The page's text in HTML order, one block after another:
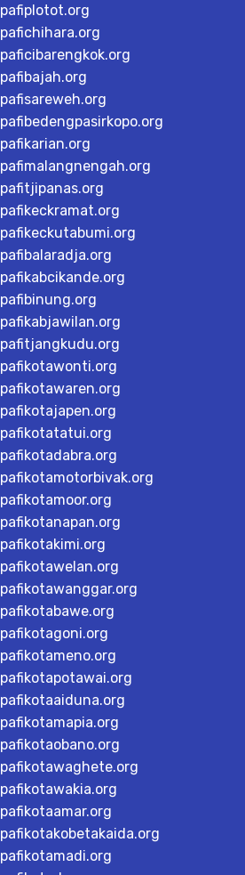
pafiplotot.org
pafichihara.org
paficibarengkok.org
pafibajah.org
pafisareweh.org
pafibedengpasirkopo.org
pafikarian.org
pafimalangnengah.org
pafitjipanas.org
pafikeckramat.org
pafikeckutabumi.org
pafibalaradja.org
pafikabcikande.org
pafibinung.org
pafikabjawilan.org
pafitjangkudu.org
pafikotawonti.org
pafikotawaren.org
pafikotajapen.org
pafikotatatui.org
pafikotadabra.org
pafikotamotorbivak.org
pafikotamoor.org
pafikotanapan.org
pafikotakimi.org
pafikotawelan.org
pafikotawanggar.org
pafikotabawe.org
pafikotagoni.org
pafikotameno.org
pafikotapotawai.org
pafikotaaiduna.org
pafikotamapia.org
pafikotaobano.org
pafikotawaghete.org
pafikotawakia.org
pafikotaamar.org
pafikotakobetakaida.org
pafikotamadi.org